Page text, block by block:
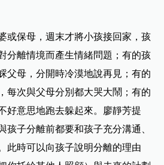
或保母，週末才將小孩接回家，孩
分離情境而產生情緒問題；有的孩
父母，分開時冷漠地說再見；有的
每次與父母分別都大哭大鬧；有的
好意思地跑去躲起來。廖靜芳提
孩子分離前都要和孩子充分溝通、
此時可以向孩子說明分離的理由